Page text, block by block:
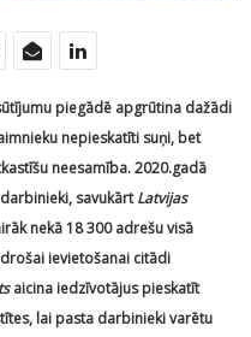
piegādē apgrūtina dažādi
nepieskatīti suņi, bet
neesamība. 2020.gadā
savukārtLatvijas
nekā 18 300 adrešu visā
ievietošanai citādi
aicina iedzīvotājus pieskatīt
lai pasta darbinieki varētu